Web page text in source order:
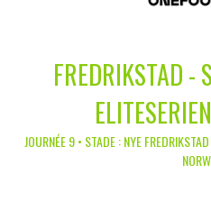
FREDRIKSTAD -
JOURNÉE 9 • STADE : NYE